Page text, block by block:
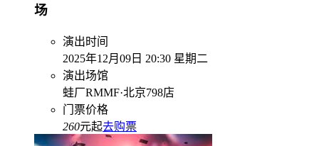
场
演出时间
2025年12月09日 20:30 星期二
演出场馆
蛙厂RMMF·北京798店
门票价格
260元起去购票